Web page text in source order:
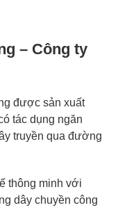
– Công ty
được sản xuất
tác dụng ngăn
truyền qua đường
thông minh với
dây chuyền công